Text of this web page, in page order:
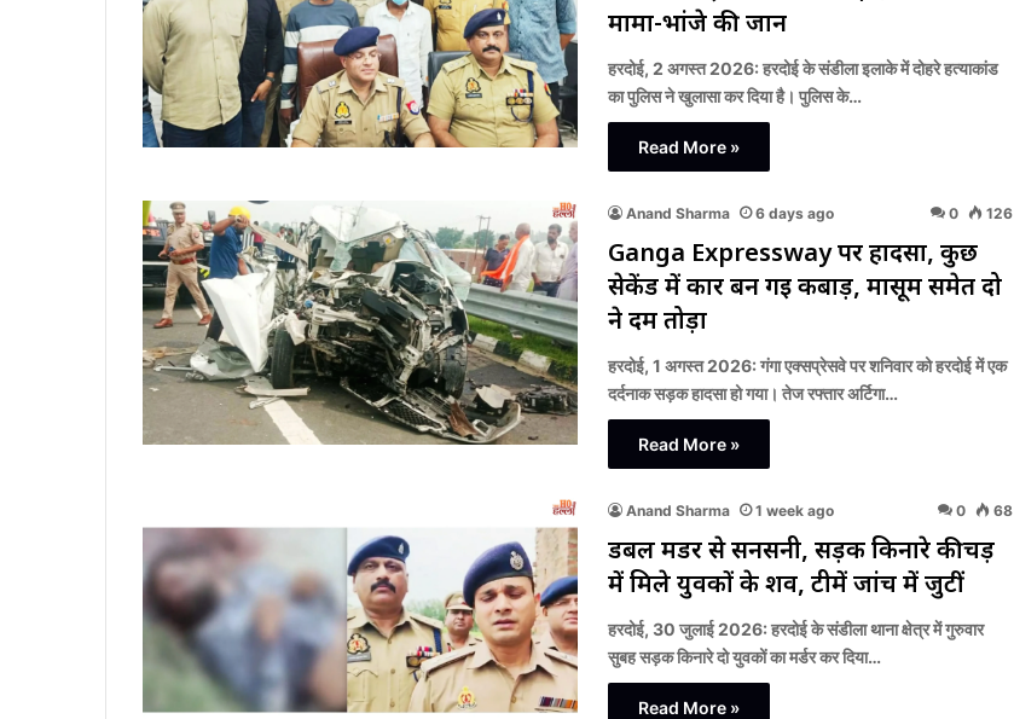
मामा-भांजे की जान
हरदोई, 2 अगस्त 2026: हरदोई के संडीला इलाके में दोहरे हत्याकांड
का पुलिस ने खुलासा कर दिया है। पुलिस के…
Read More »
Anand Sharma 6 days ago 0 126
Ganga Expressway पर हादसा, कुछ
सेकेंड में कार बन गई कबाड़, मासूम समेत दो
ने दम तोड़ा
हरदोई, 1 अगस्त 2026: गंगा एक्सप्रेसवे पर शनिवार को हरदोई में एक
दर्दनाक सड़क हादसा हो गया। तेज रफ्तार अर्टिगा…
Read More »
Anand Sharma 1 week ago 0 68
डबल मर्डर से सनसनी, सड़क किनारे कीचड़
में मिले युवकों के शव, टीमें जांच में जुटीं
हरदोई, 30 जुलाई 2026: हरदोई के संडीला थाना क्षेत्र में गुरुवार
सुबह सड़क किनारे दो युवकों का मर्डर कर दिया…
Read More »